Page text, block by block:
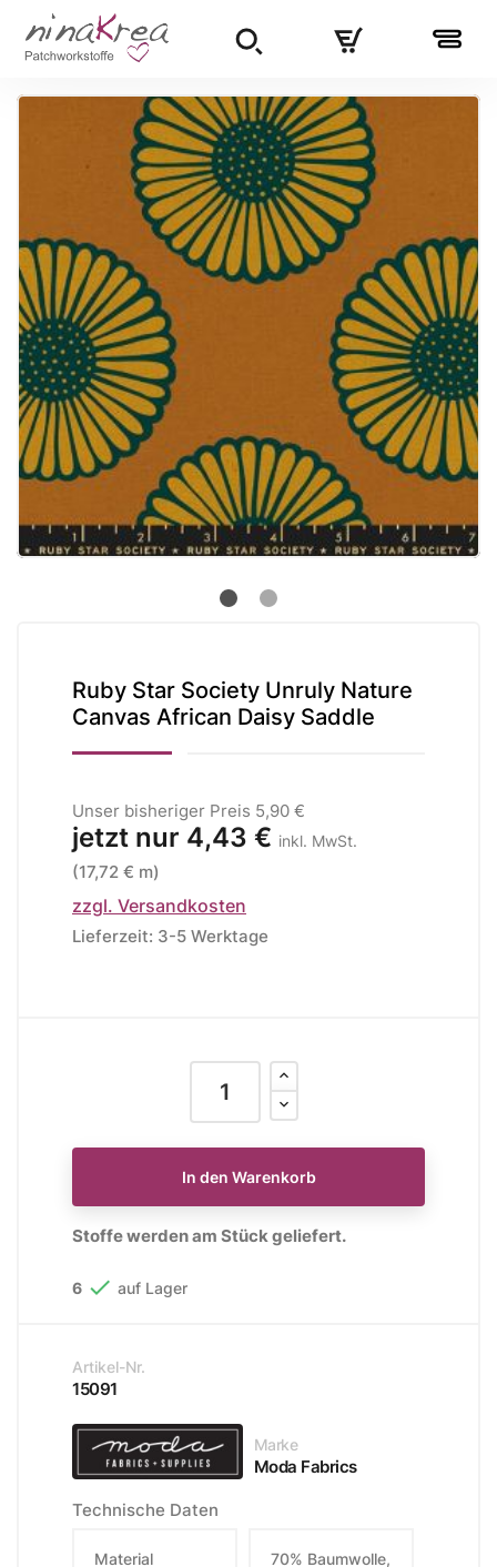
Ruby Star Society Unruly Nature
Canvas African Daisy Saddle
Unser bisheriger Preis 5,90 €
jetzt nur 4,43 € inkl. MwSt.
(17,72 € m)
zzgl. Versandkosten
Lieferzeit: 3-5 Werktage
In den Warenkorb
Stoffe werden am Stück geliefert.
6  auf Lager
Artikel-Nr.
15091
Marke
Moda Fabrics
Technische Daten
Material
70% Baumwolle,